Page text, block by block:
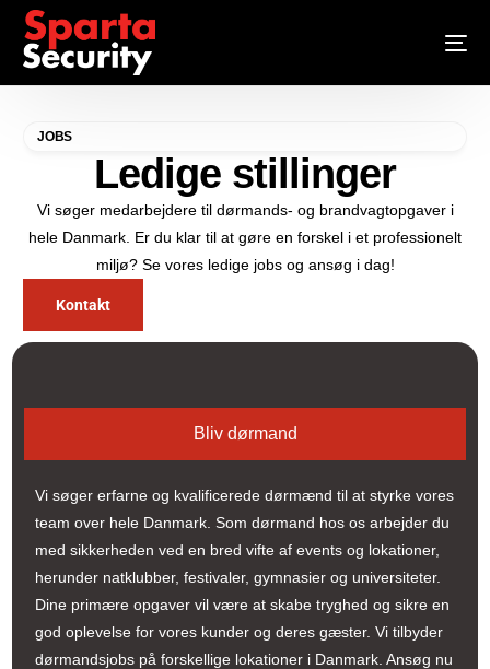
JOBS
Ledige stillinger
Vi søger medarbejdere til dørmands- og brandvagtopgaver i
hele Danmark. Er du klar til at gøre en forskel i et professionelt
miljø? Se vores ledige jobs og ansøg i dag!
Kontakt
Bliv dørmand
Vi søger erfarne og kvalificerede dørmænd til at styrke vores
team over hele Danmark. Som dørmand hos os arbejder du
med sikkerheden ved en bred vifte af events og lokationer,
herunder natklubber, festivaler, gymnasier og universiteter.
Dine primære opgaver vil være at skabe tryghed og sikre en
god oplevelse for vores kunder og deres gæster. Vi tilbyder
dørmandsjobs på forskellige lokationer i Danmark. Ansøg nu